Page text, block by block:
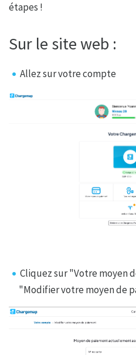
étapes !
Sur le site web :
Allez sur votre compte
Cliquez sur "Votre moyen
"Modifier votre moyen de